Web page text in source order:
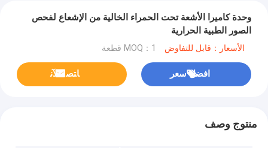
وحدة كاميرا الأشعة تحت الحمراء الخالية من الإشعاع لفحص
الصور الطبية الحرارية
الأسعار：قابل للتفاوض MOQ：1 قطعة
افضل سعر ﺎﺘﺼﻟ ﺍﻶﻧ
منتوج وصف